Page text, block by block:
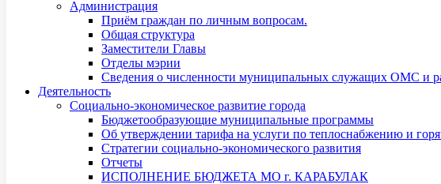
Администрация
Приём граждан по личным вопросам.
Общая структура
Заместители Главы
Отделы мэрии
Сведения о численности муниципальных служащих ОМС и
Деятельность
Социально-экономическое развитие города
Бюджетообразующие муниципальные программы
Об утверждении тарифа на услуги по теплоснабжению и
Стратегии социально-экономического развития
Отчеты
ИСПОЛНЕНИЕ БЮДЖЕТА МО г. КАРАБУЛАК